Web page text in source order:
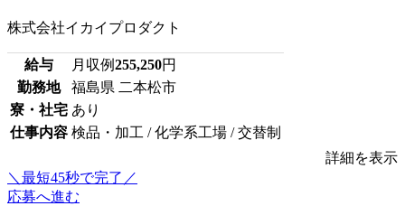
株式会社イカイプロダクト
給与 月収例255,250円
勤務地
福島県 二本松市
寮・社宅 あり
仕事内容 検品・加工 / 化学系工場 / 交替制
詳細を表示
＼最短45秒で完了／
応募へ進む